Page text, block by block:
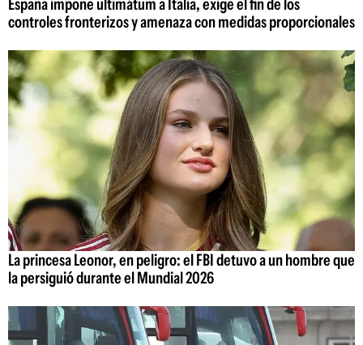
España impone ultimátum a Italia, exige el fin de los
controles fronterizos y amenaza con medidas proporcionales
La princesa Leonor, en peligro: el FBI detuvo a un hombre que
la persiguió durante el Mundial 2026